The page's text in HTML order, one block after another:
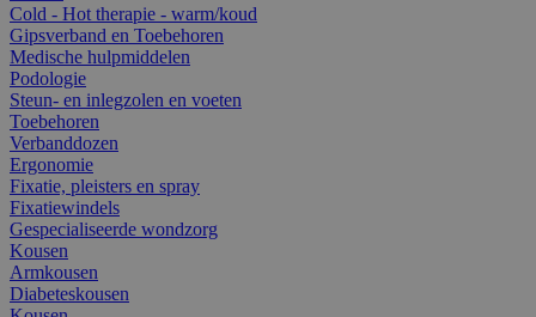
Cold - Hot therapie - warm/koud
Gipsverband en Toebehoren
Medische hulpmiddelen
Podologie
Steun- en inlegzolen en voeten
Toebehoren
Verbanddozen
Ergonomie
Fixatie, pleisters en spray
Fixatiewindels
Gespecialiseerde wondzorg
Kousen
Armkousen
Diabeteskousen